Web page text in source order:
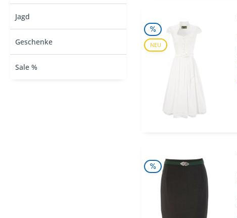
Jagd
Geschenke
Sale %
NEU